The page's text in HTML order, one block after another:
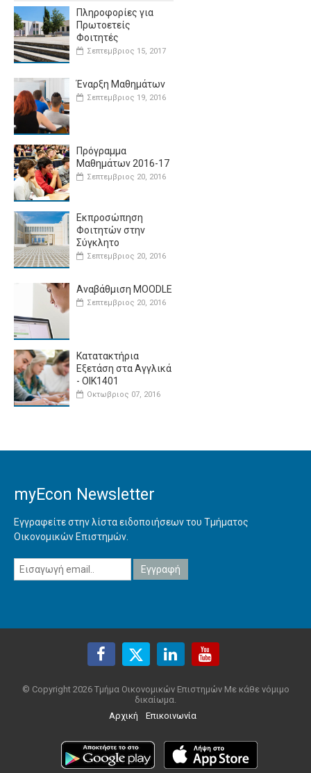
Πληροφορίες για
Πρωτοετείς
Φοιτητές
Σεπτεμβριος 15, 2017
Έναρξη Μαθημάτων
Σεπτεμβριος 19, 2016
Πρόγραμμα
Μαθημάτων 2016-17
Σεπτεμβριος 20, 2016
Εκπροσώπηση
Φοιτητών στην
Σύγκλητο
Σεπτεμβριος 20, 2016
Αναβάθμιση MOODLE
Σεπτεμβριος 20, 2016
Κατατακτήρια
Εξετάση στα Αγγλικά
- ΟΙΚ1401
Οκτωβριος 07, 2016
myEcon Newsletter
Εγγραφείτε στην λίστα ειδοποιήσεων του Τμήματος
Οικονομικών Επιστημών.
© Copyright 2026 Τμήμα Οικονομικών Επιστημών Με κάθε νόμιμο
δικαίωμα.
Αρχική
Επικοινωνία